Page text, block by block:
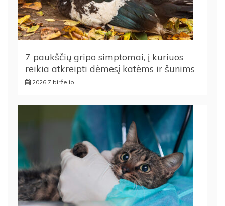
7 paukščių gripo simptomai, į kuriuos
reikia atkreipti dėmesį katėms ir šunims
2026 7 birželio